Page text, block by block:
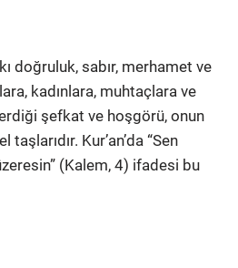
doğruluk, sabır, merhamet ve
kadınlara, muhtaçlara ve
şefkat ve hoşgörü, onun
Kur’an’da “Sen
(Kalem, 4) ifadesi bu